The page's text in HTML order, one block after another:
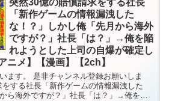
突然30億の賠償請求をする社長
「新作ゲームの情報漏洩した
な！？」しかし俺「先月から海外
ですが？」社長「は？」→俺を陥
れようとした上司の自爆が確定し
ニメ】【漫画】【2ch】
ます。 是非チャンネル登録お願いしま
する社長「新作ゲームの情報漏洩した
ら海外ですが？」社長「は？」→俺を陥